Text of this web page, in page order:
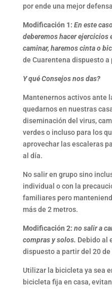
por ende una mejor
Modificación 1: En este
deberemos hacer ejercicios
caminar, haremos cinta o
de Cuarentena dispuesto
Y qué Consejos nos das?
Mantenernos activos ante
quedarnos en nuestras
diseminación del virus,
verdes o incluso para los
aprovechar las escaleras
al día.
No salir en grupo sino
individual o con la
familiares pero
más de 2 metros.
Modificación 2: no salir a
compras y solos. Debido al
dispuesto a partir del 20 de
Utilizar la bicicleta ya sea
bicicleta fija en casa,